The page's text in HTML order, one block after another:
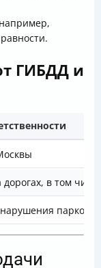
ГИБДД и
в том